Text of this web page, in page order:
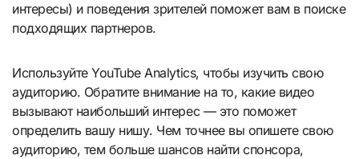
интересы) и поведения зрителей поможет вам в поиске
подходящих партнеров.
Используйте YouTube Analytics, чтобы изучить свою
аудиторию. Обратите внимание на то, какие видео
вызывают наибольший интерес — это поможет
определить вашу нишу. Чем точнее вы опишете свою
аудиторию, тем больше шансов найти спонсора,